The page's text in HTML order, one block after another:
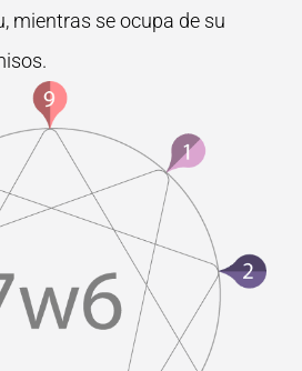
mientras se ocupa de su